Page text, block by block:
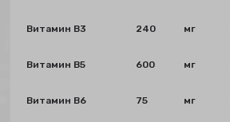
Витамин В3 240 мг
Витамин В5 600 мг
Витамин В6 75 мг